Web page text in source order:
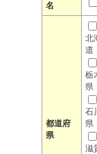
名
都道府
県
北
道
栃
県
石
県
滋